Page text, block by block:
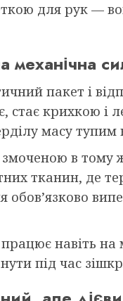
для рук —
механічна
пакет і
крихкою і
масу
в тому ж
тканин, де
навіть
під час